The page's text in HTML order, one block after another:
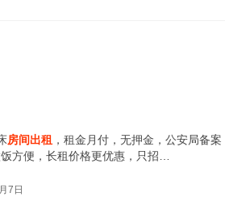
房间出租 ，租金月付，无押金，公安局备
方便，长租价格更优惠，只招…
7日